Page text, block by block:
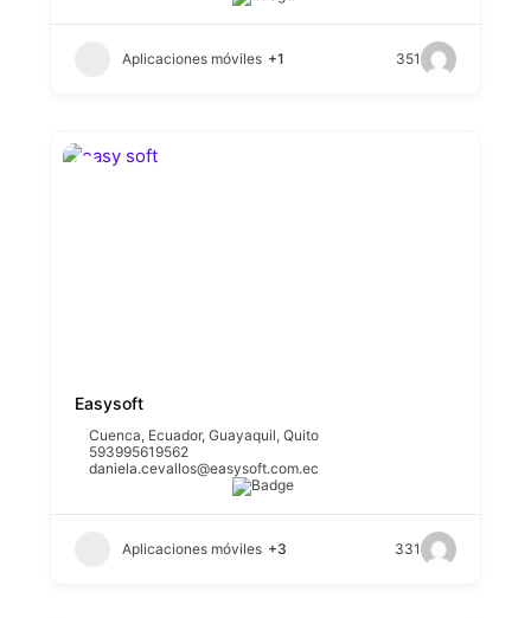
Aplicaciones móviles +1 351
Easysoft
Cuenca, Ecuador,Guayaquil,Quito
593995619562
daniela.cevallos@easysoft.com.ec
Aplicaciones móviles +3 331